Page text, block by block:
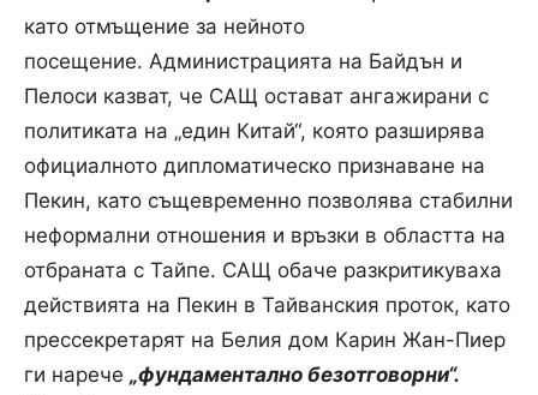
като отмъщение за нейното
посещение. Администрацията на Байдън и
Пелоси казват, че САЩ остават ангажирани с
политиката на „един Китай“, която разширява
официалното дипломатическо признаване на
Пекин, като същевременно позволява стабилни
неформални отношения и връзки в областта на
отбраната с Тайпе. САЩ обаче разкритикуваха
действията на Пекин в Тайванския проток, като
прессекретарят на Белия дом Карин Жан-Пиер
ги нарече „фундаментално безотговорни“.